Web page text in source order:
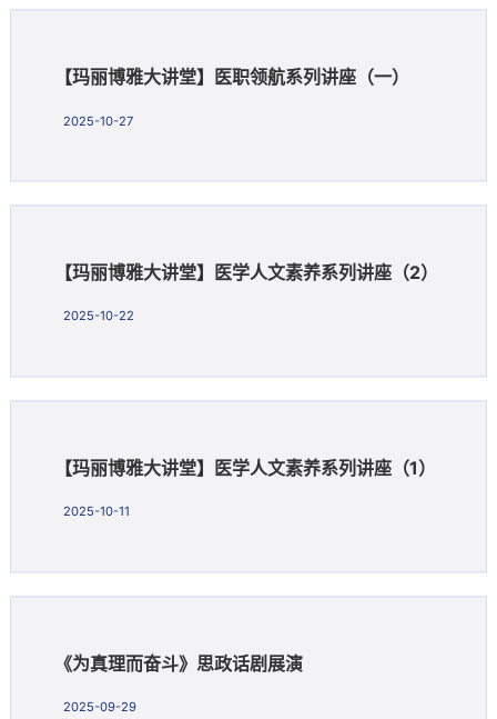
【玛丽博雅大讲堂】医职领航系列讲座（一）
2025-10-27
【玛丽博雅大讲堂】医学人文素养系列讲座（2）
2025-10-22
【玛丽博雅大讲堂】医学人文素养系列讲座（1）
2025-10-11
《为真理而奋斗》思政话剧展演
2025-09-29